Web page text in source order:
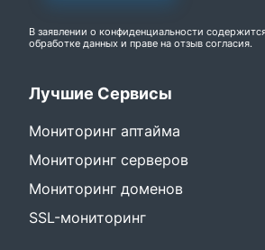
В заявлении о конфиденциальности
обработке данных и праве на отзыв согласия.
Лучшие Сервисы
Мониторинг аптайма
Мониторинг серверов
Мониторинг доменов
SSL-мониторинг